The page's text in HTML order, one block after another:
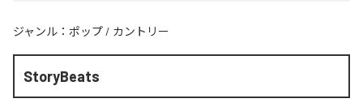
ジャンル： ポップ / カントリー
StoryBeats